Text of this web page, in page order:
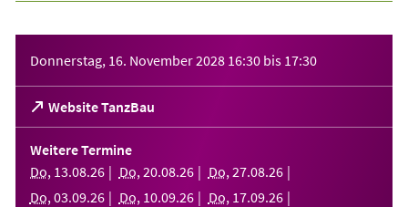
Donnerstag, 16. November 2028 16:30 bis 17:30
Website TanzBau
(Öffnet
in
einem
neuen
Tab)
Weitere Termine
Do, 13.08.26 Do, 20.08.26 Do, 27.08.26
Do, 03.09.26 Do, 10.09.26 Do, 17.09.26